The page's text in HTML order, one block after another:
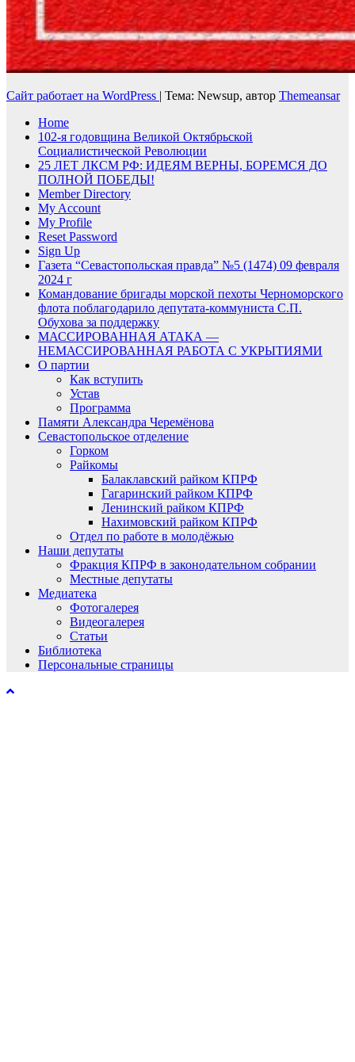
Сайт работает на WordPress | Тема: Newsup, автор Themeansar
Home
102-я годовщина Великой Октябрьской
Социалистической Революции
25 ЛЕТ ЛКСМ РФ: ИДЕЯМ ВЕРНЫ, БОРЕМСЯ ДО
ПОЛНОЙ ПОБЕДЫ!
Member Directory
My Account
My Profile
Reset Password
Sign Up
Газета “Севастопольская правда” №5 (1474) 09 февраля
2024 г
Командование бригады морской пехоты Черноморского
флота поблагодарило депутата-коммуниста С.П.
Обухова за поддержку
МАССИРОВАННАЯ АТАКА —
НЕМАССИРОВАННАЯ РАБОТА С УКРЫТИЯМИ
О партии
Как вступить
Устав
Программа
Памяти Александра Черемёнова
Севастопольское отделение
Горком
Райкомы
Балаклавский райком КПРФ
Гагаринский райком КПРФ
Ленинский райком КПРФ
Нахимовский райком КПРФ
Отдел по работе в молодёжью
Наши депутаты
Фракция КПРФ в законодательном собрании
Местные депутаты
Медиатека
Фотогалерея
Видеогалерея
Статьи
Библиотека
Персональные страницы